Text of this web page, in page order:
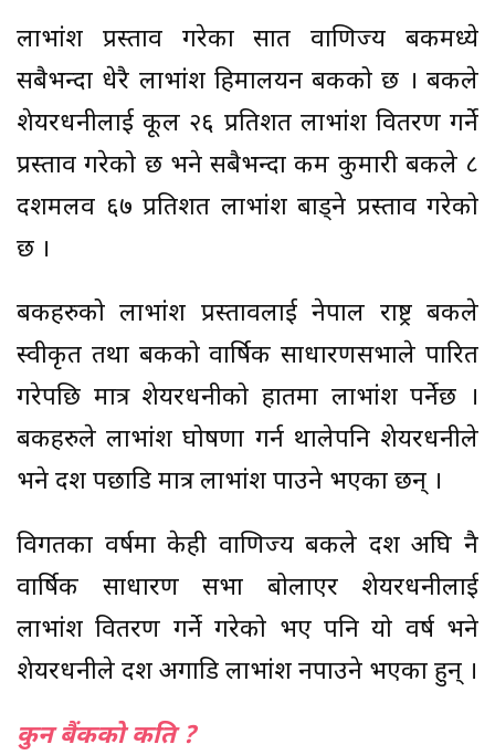
लाभांश प्रस्ताव गरेका सात वाणिज्य बैंकमध्ये
सबैभन्दा धेरै लाभांश हिमालयन बैंकको छ । बैंकले
शेयरधनीलाई कूल २६ प्रतिशत लाभांश वितरण गर्ने
प्रस्ताव गरेको छ भने सबैभन्दा कम कुमारी बैंकले ८
दशमलव ६७ प्रतिशत लाभांश बाड्ने प्रस्ताव गरेको
छ ।
बैंकहरुको लाभांश प्रस्तावलाई नेपाल राष्ट्र बैंकले
स्वीकृत तथा बैंकको वार्षिक साधारणसभाले पारित
गरेपछि मात्र शेयरधनीको हातमा लाभांश पर्नेछ ।
बैंकहरुले लाभांश घोषणा गर्न थालेपनि शेयरधनीले
भने दशैं पछाडि मात्र लाभांश पाउने भएका छन् ।
विगतका वर्षमा केही वाणिज्य बैंकले दशैं अघि नै
वार्षिक साधारण सभा बोलाएर शेयरधनीलाई
लाभांश वितरण गर्ने गरेको भए पनि यो वर्ष भने
शेयरधनीले दशैं अगाडि लाभांश नपाउने भएका हुन् ।
कुन बैंकको कति ?